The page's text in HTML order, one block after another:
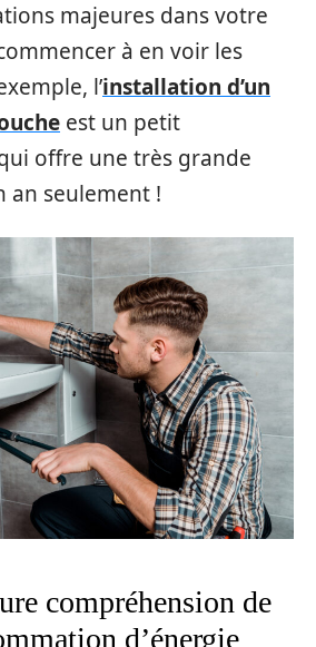
majeures dans votre
à en voir les
l’installation d’un
est un petit
offre une très grande
an seulement !
compréhension de
d’énergie